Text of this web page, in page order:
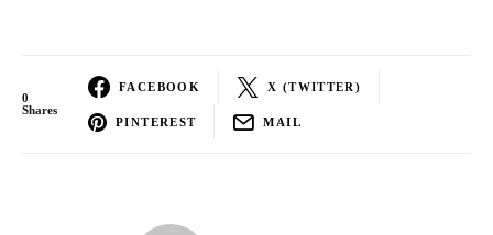
0
Shares
FACEBOOK X (TWITTER)
PINTEREST MAIL